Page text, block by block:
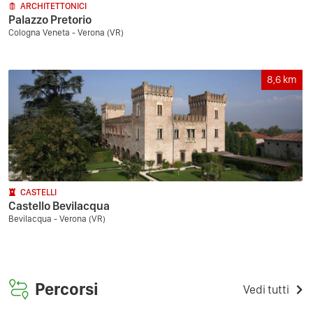
ARCHITETTONICI
Palazzo Pretorio
Cologna Veneta - Verona (VR)
8,6 km
CASTELLI
Castello Bevilacqua
Bevilacqua - Verona (VR)
Percorsi Vedi tutti